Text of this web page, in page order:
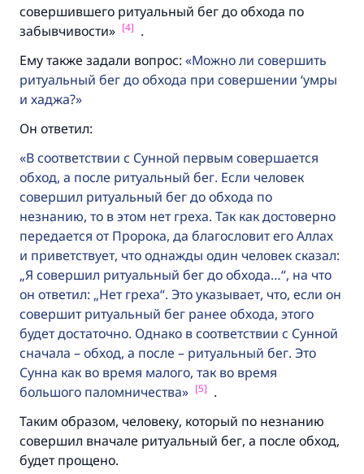
совершившего ритуальный бег до обхода по
забывчивости» [4] .
Ему также задали вопрос:
Можно ли совершить
ритуальный бег до обхода при совершении ‘умры
и хаджа?
Он ответил:
В соответствии с Сунной первым совершается
обход, а после ритуальный бег. Если человек
совершил ритуальный бег до обхода по
незнанию, то в этом нет греха. Так как достоверно
передается от Пророка, да благословит его Аллах
и приветствует, что однажды один человек сказал:
„Я совершил ритуальный бег до обхода…“, на что
он ответил: „Нет греха“. Это указывает, что, если он
совершит ритуальный бег ранее обхода, этого
будет достаточно. Однако в соответствии с Сунной
сначала – обход, а после – ритуальный бег. Это
Сунна как во время малого, так во время
большого паломничества
[5] .
Таким образом, человеку, который по незнанию
совершил вначале ритуальный бег, а после обход,
будет прощено.